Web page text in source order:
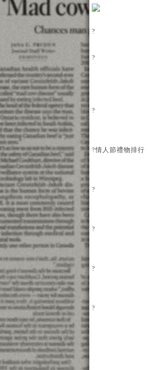
?
?
?
?情人節禮物排行
?
?
?
?